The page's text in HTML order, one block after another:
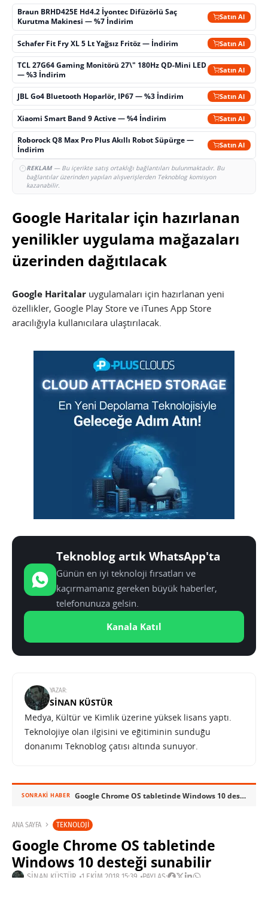
Braun BRHD425E Hd4.2 İyontec Difüzörlü Saç
Kurutma Makinesi — %7 İndirim
Satın Al
Schafer Fit Fry XL 5 Lt Yağsız Fritöz — İndirim Satın Al
TCL 27G64 Gaming Monitörü 27\" 180Hz QD-Mini LED
— %3 İndirim
Satın Al
JBL Go4 Bluetooth Hoparlör, IP67 — %3 İndirim Satın Al
Xiaomi Smart Band 9 Active — %4 İndirim Satın Al
Roborock Q8 Max Pro Plus Akıllı Robot Süpürge —
İndirim
Satın Al
REKLAM— Bu içerikte satış ortaklığı bağlantıları bulunmaktadır. Bu
bağlantılar üzerinden yapılan alışverişlerden Teknoblog komisyon
kazanabilir.
Google Haritalar için hazırlanan
yenilikler uygulama mağazaları
üzerinden dağıtılacak
Google Haritalar uygulamaları için hazırlanan yeni
özellikler, Google Play Store ve iTunes App Store
aracılığıyla kullanıcılara ulaştırılacak.
Teknoblog artık WhatsApp'ta
Günün en iyi teknoloji fırsatları ve
kaçırmamanız gereken büyük haberler,
telefonunuza gelsin.
Kanala Katıl
YAZAR:
SINAN KÜSTÜR
Medya, Kültür ve Kimlik üzerine yüksek lisans yaptı.
Teknolojiye olan ilgisini ve eğitiminin sunduğu
donanımı Teknoblog çatısı altında sunuyor.
SONRAKI HABER Google Chrome OS tabletinde Windows 10 desteği sunabilir
ANA SAYFA TEKNOLOJI
Google Chrome OS tabletinde
Windows 10 desteği sunabilir
SINAN KÜSTÜR 1 EKIM 2018 15:39 PAYLAŞ: